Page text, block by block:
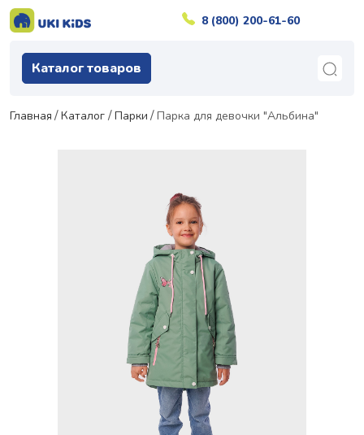
8 (800) 200-61-60
Каталог товаров
Главная Каталог Парки Парка для девочки "Альбина"